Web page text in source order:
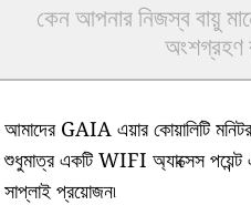
কেন আপনার নিজস্ব বায়ু
অংশগ্রহণ
আমাদের GAIA এয়ার কোয়ালিটি
শুধুমাত্র একটি WIFI অ্যাক্সেস পয়েন্ট
সাপ্লাই প্রয়োজন৷